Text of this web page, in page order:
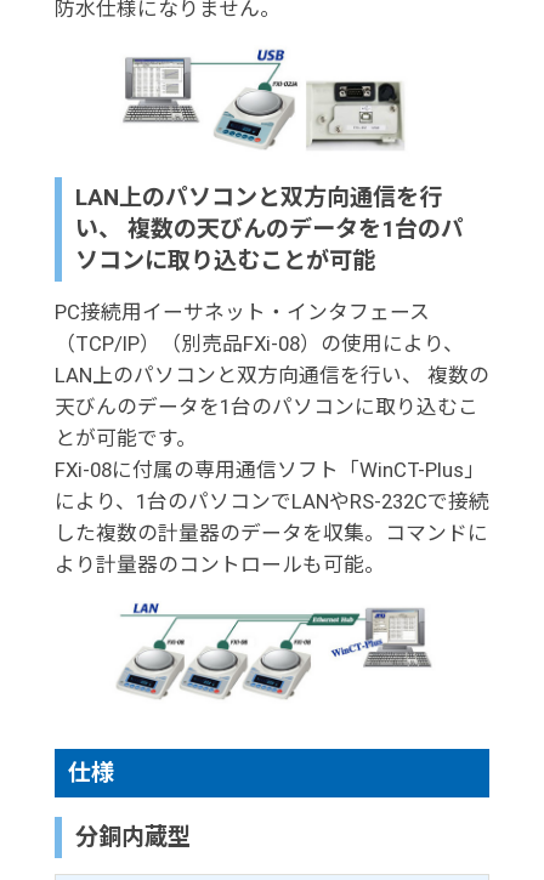
防水仕様になりません。
LAN上のパソコンと双方向通信を行
い、 複数の天びんのデータを1台のパ
ソコンに取り込むことが可能
PC接続用イーサネット・インタフェース
（TCP/IP）（別売品FXi-08）の使用により、
LAN上のパソコンと双方向通信を行い、 複数の
天びんのデータを1台のパソコンに取り込むこ
とが可能です。
FXi-08に付属の専用通信ソフト「WinCT-Plus」
により、1台のパソコンでLANやRS-232Cで接続
した複数の計量器のデータを収集。コマンドに
より計量器のコントロールも可能。
仕様
分銅内蔵型